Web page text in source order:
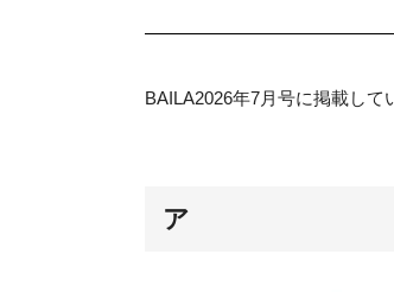
BAILA2026年7月号に掲載し
ア